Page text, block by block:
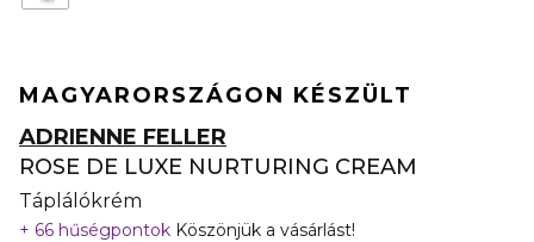
MAGYARORSZÁGON KÉSZÜLT
ADRIENNE FELLER
ROSE DE LUXE NURTURING CREAM
Táplálókrém
66 hűségpontok Köszönjük a vásárlást!